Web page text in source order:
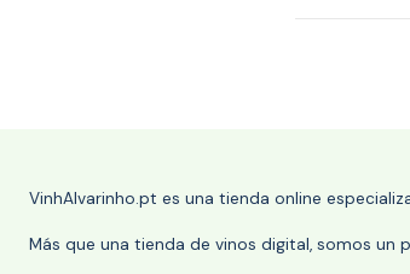
VinhAlvarinho.pt es una tienda online
Más que una tienda de vinos digital, somos